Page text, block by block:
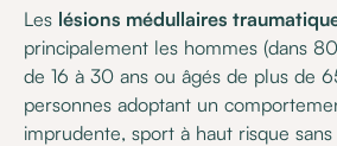
Les lésions médullaires
principalement les hommes (dans
de 16 à 30 ans ou âgés de plus de
personnes adoptant un
imprudente, sport à haut risque